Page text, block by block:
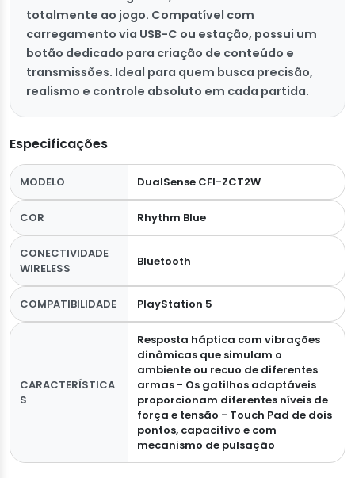
totalmente ao jogo. Compatível com
carregamento via USB-C ou estação, possui um
botão dedicado para criação de conteúdo e
transmissões. Ideal para quem busca precisão,
realismo e controle absoluto em cada partida.
Especificações
MODELO DualSense CFI-ZCT2W
COR Rhythm Blue
CONECTIVIDADE
WIRELESS
Bluetooth
COMPATIBILIDADE PlayStation 5
CARACTERÍSTICA
S
Resposta háptica com vibrações
dinâmicas que simulam o
ambiente ou recuo de diferentes
armas - Os gatilhos adaptáveis
proporcionam diferentes níveis de
força e tensão - Touch Pad de dois
pontos, capacitivo e com
mecanismo de pulsação